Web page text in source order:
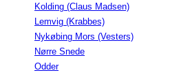
Kolding (Claus Madsen)
Lemvig (Krabbes)
Nykøbing Mors (Vesters)
Nørre Snede
Odder